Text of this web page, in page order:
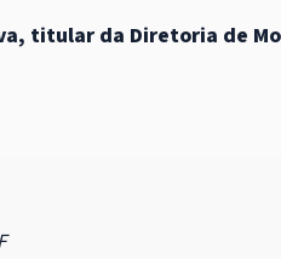
titular da Diretoria de